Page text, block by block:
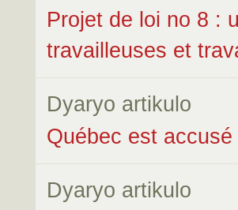
Projet de loi no 8 :
travailleuses et
Dyaryo artikulo
Québec est
Dyaryo artikulo